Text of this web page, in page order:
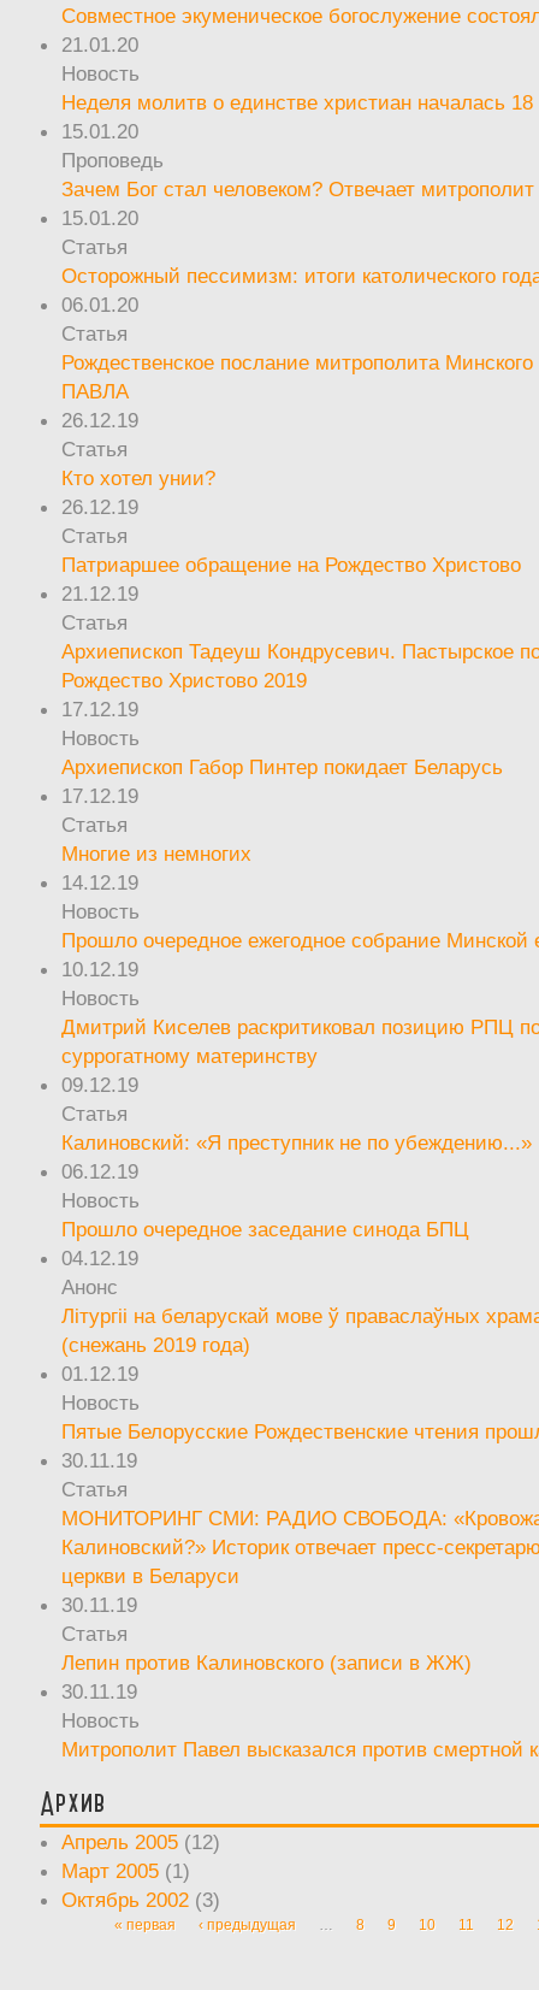
Совместное экуменическое богослужение
21.01.20
Новость
Неделя молитв о единстве христиан началась 18
15.01.20
Проповедь
Зачем Бог стал человеком? Отвечает
15.01.20
Статья
Осторожный пессимизм: итоги католического
06.01.20
Статья
Рождественское послание митрополита Минского
ПАВЛА
26.12.19
Статья
Кто хотел унии?
26.12.19
Статья
Патриаршее обращение на Рождество Христово
21.12.19
Статья
Архиепископ Тадеуш Кондрусевич. Пастырское
Рождество Христово 2019
17.12.19
Новость
Архиепископ Габор Пинтер покидает Беларусь
17.12.19
Статья
Многие из немногих
14.12.19
Новость
Прошло очередное ежегодное собрание
10.12.19
Новость
Дмитрий Киселев раскритиковал позицию РПЦ
суррогатному материнству
09.12.19
Статья
Калиновский: «Я преступник не по убеждению...»
06.12.19
Новость
Прошло очередное заседание синода БПЦ
04.12.19
Анонс
Літургіі на беларускай мове ў праваслаўных
(снежань 2019 года)
01.12.19
Новость
Пятые Белорусские Рождественские чтения
30.11.19
Статья
МОНИТОРИНГ СМИ: РАДИО СВОБОДА:
Калиновский?» Историк отвечает пресс-
церкви в Беларуси
30.11.19
Статья
Лепин против Калиновского (записи в ЖЖ)
30.11.19
Новость
Митрополит Павел высказался против смертной
Архив
Апрель 2005 (12)
Март 2005 (1)
Октябрь 2002 (3)
Страницы
« первая ‹ предыдущая … 8 9 10 11 12